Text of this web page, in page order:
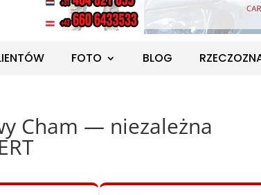
FOTO BLOG
Cham — niezależna